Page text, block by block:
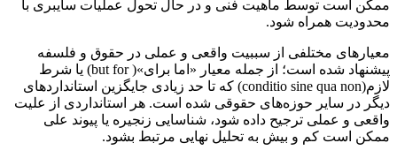
ممکن است توسط ماهیت فنی و در حال تحول عملیات سایبری با
محدودیت همراه شود.
معیارهای مختلفی از سببیت واقعی و عملی در حقوق و فلسفه
پیشنهاد شده است؛ از جمله معیار «اما برای»( but for) یا شرط
لازم(conditio sine qua non) که تا حد زیادی جایگزین استانداردهای
دیگر در سایر حوزه‌های حقوقی شده است. هر استانداردی از علیت
واقعی و عملی ترجیح داده شود، شناسایی زنجیره یا پیوند علی
ممکن است کم و بیش به تحلیل نهایی مرتبط بشود.